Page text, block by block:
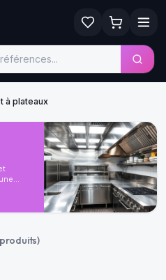
à plateaux
produits)